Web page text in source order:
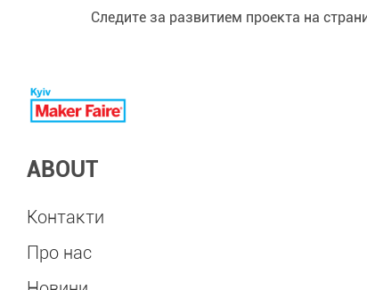
Следите за развитием проекта на
ABOUT
Контакти
Про нас